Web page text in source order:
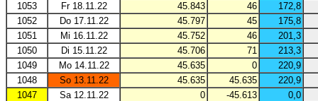
1053
Fr 18.11.22 45.843 46
172,8
1052
Do 17.11.22 45.797 45
175,8
1051
Mi 16.11.22 45.752 46
201,3
1050
Di 15.11.22 45.706 71
213,3
1049
Mo 14.11.22 45.635 0
220,9
1048
So 13.11.22 45.635 45.635
220,9
1047
Sa 12.11.22 0 -45.613
0,0